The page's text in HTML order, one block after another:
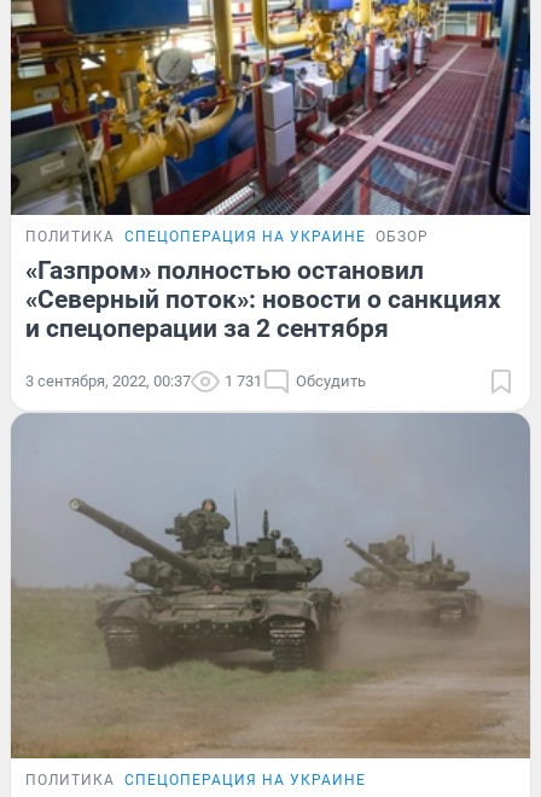
ПОЛИТИКА СПЕЦОПЕРАЦИЯ НА УКРАИНЕ ОБЗОР
«Газпром» полностью остановил
«Северный поток»: новости о санкциях
и спецоперации за 2 сентября
3 сентября, 2022, 00:37 1 731 Обсудить
ПОЛИТИКА СПЕЦОПЕРАЦИЯ НА УКРАИНЕ